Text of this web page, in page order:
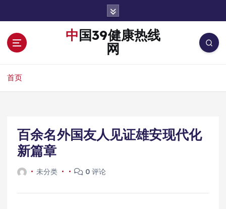
中国39健康热线
网
首页
百余名外国友人见证雄安现代化
新篇章
未分类 0 评论